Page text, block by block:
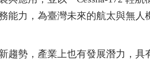
能力，為臺灣未來的航太與無
趨勢，產業上也有發展潛力，